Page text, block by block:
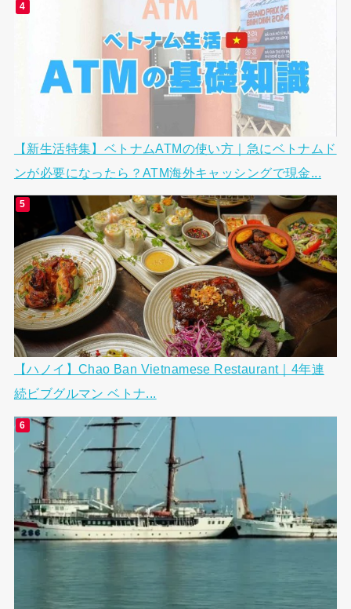
【新生活特集】ベトナムATMの使い方｜急にベトナムド
ンが必要になったら？ATM海外キャッシングで現金...
【ハノイ】Chao Ban Vietnamese Restaurant｜4年連
続ビブグルマン ベトナ...